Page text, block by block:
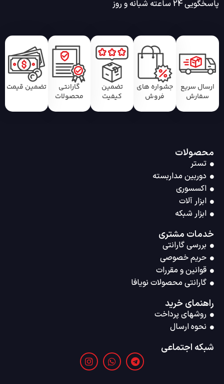
پاسخگویی 24 ساعته شبانه و روز
ارسال سریع
سفارش
جشواره های
فروش
تضمین
کیفیت
گارانتی
محصولات
تضمین قیمت
محصولات
تستر
دوربین مداربسته
اکسسوری
ابزار آلات
ابزار شبکه
خدمات مشتری
بررسی گارانتی
حریم خصوصی
قوانین و مقررات
گارانتی محصولات نویافا
راهنمای خرید
روشهای پرداخت
نحوه ارسال
شبکه اجتماعی